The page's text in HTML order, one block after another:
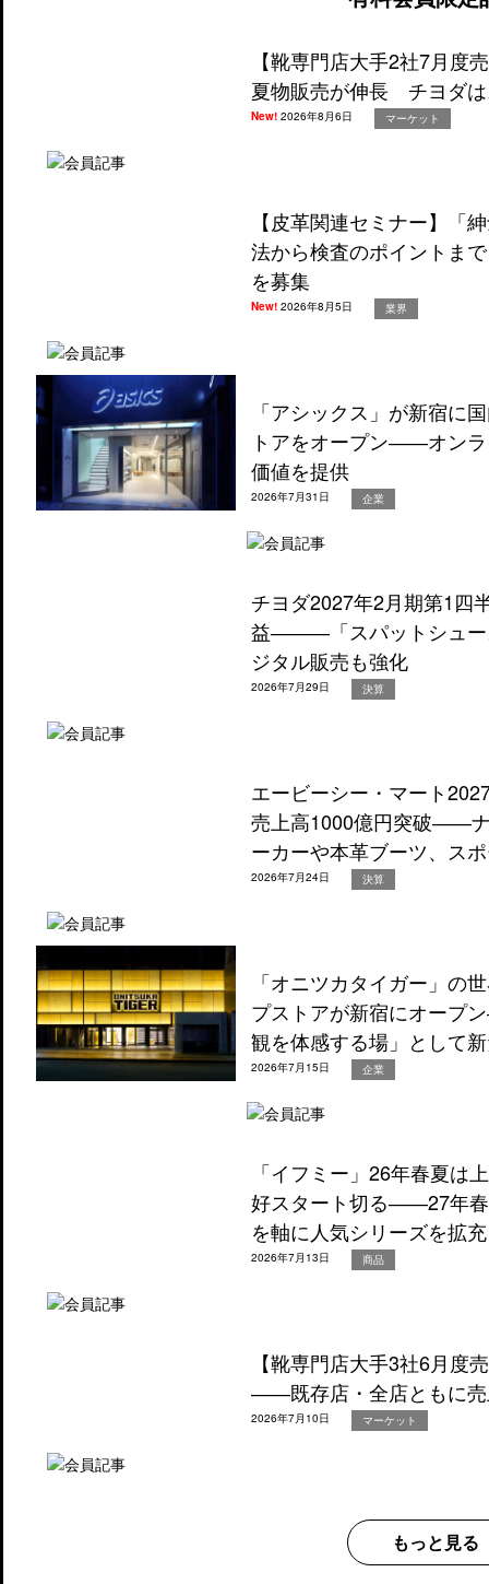
【靴専門店大手2社7月度
夏物販売が伸長 チヨダ
New!2026年8月6日 マーケット
【皮革関連セミナー】「
法から検査のポイントま
を募集
New!2026年8月5日 業界
「アシックス」が新宿に
トアをオープン――オン
価値を提供
2026年7月31日 企業
チヨダ2027年2月期第1四
益―――「スパットシュー
ジタル販売も強化
2026年7月29日 決算
エービーシー・マート
売上高1000億円突破――
ーカーや本革ブーツ、ス
2026年7月24日 決算
「オニツカタイガー」の
プストアが新宿にオープ
観を体感する場」として
2026年7月15日 企業
「イフミー」26年春夏は
好スタート切る――27年
を軸に人気シリーズを拡充
2026年7月13日 商品
【靴専門店大手3社6月度
――既存店・全店ともに売
2026年7月10日 マーケット
もっと見る